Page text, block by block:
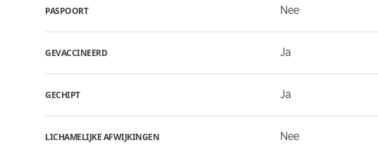
PASPOORT Nee
GEVACCINEERD Ja
GECHIPT Ja
LICHAMELIJKE AFWIJKINGEN Nee